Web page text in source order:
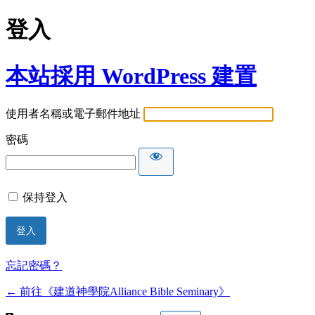
登入
本站採用 WordPress 建置
使用者名稱或電子郵件地址
密碼
保持登入
忘記密碼？
← 前往《建道神學院Alliance Bible Seminary》